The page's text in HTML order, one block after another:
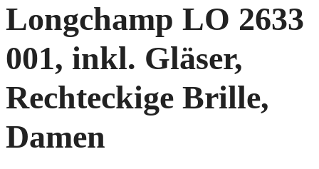
Longchamp LO 2633
001, inkl. Gläser,
Rechteckige Brille,
Damen